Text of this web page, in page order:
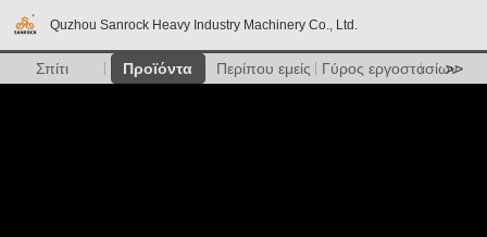
Quzhou Sanrock Heavy Industry Machinery Co., Ltd.
Σπίτι Προϊόντα Περίπου εμείς Γύρος εργοστασίων
>>